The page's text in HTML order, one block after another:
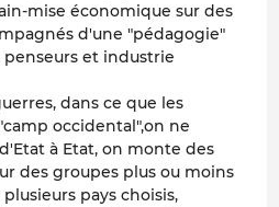
mise économique sur des
d'une "pédagogie"
et industrie
dans ce que les
occidental",on ne
à Etat, on monte des
des groupes plus ou moins
pays choisis,